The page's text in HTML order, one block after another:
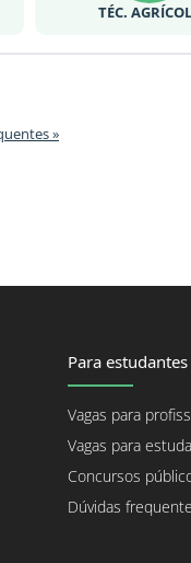
TÉC.
»
Para
Vagas para
Vagas para
Concursos
Dúvidas